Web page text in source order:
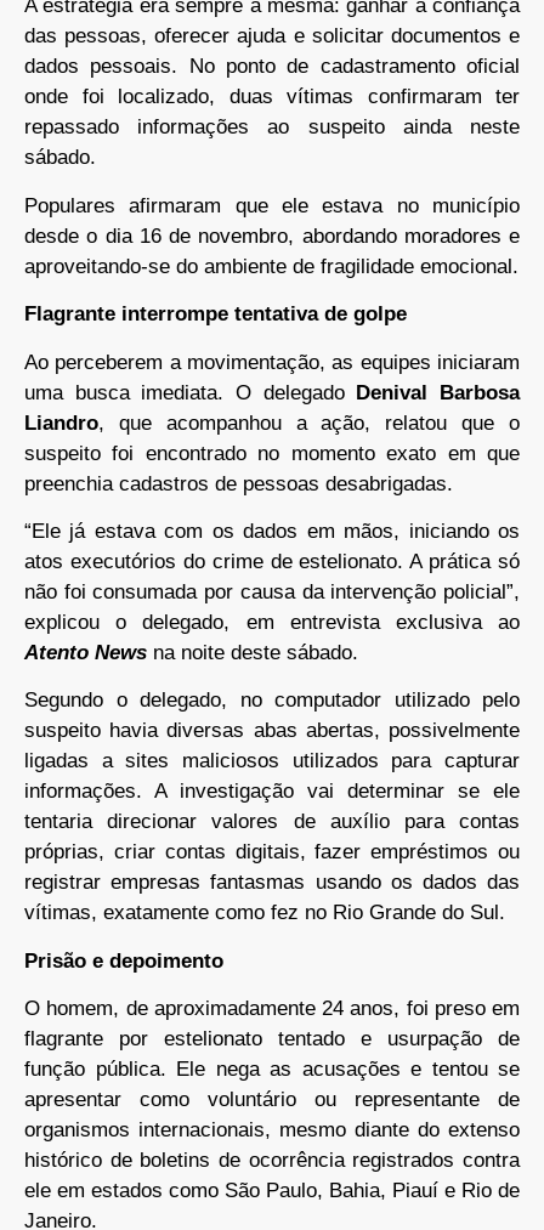
A estratégia era sempre a mesma: ganhar a confiança
das pessoas, oferecer ajuda e solicitar documentos e
dados pessoais. No ponto de cadastramento oficial
onde foi localizado, duas vítimas confirmaram ter
repassado informações ao suspeito ainda neste
sábado.
Populares afirmaram que ele estava no município
desde o dia 16 de novembro, abordando moradores e
aproveitando-se do ambiente de fragilidade emocional.
Flagrante interrompe tentativa de golpe
Ao perceberem a movimentação, as equipes iniciaram
uma busca imediata. O delegado Denival Barbosa
Liandro, que acompanhou a ação, relatou que o
suspeito foi encontrado no momento exato em que
preenchia cadastros de pessoas desabrigadas.
“Ele já estava com os dados em mãos, iniciando os
atos executórios do crime de estelionato. A prática só
não foi consumada por causa da intervenção policial”,
explicou o delegado, em entrevista exclusiva ao
Atento News na noite deste sábado.
Segundo o delegado, no computador utilizado pelo
suspeito havia diversas abas abertas, possivelmente
ligadas a sites maliciosos utilizados para capturar
informações. A investigação vai determinar se ele
tentaria direcionar valores de auxílio para contas
próprias, criar contas digitais, fazer empréstimos ou
registrar empresas fantasmas usando os dados das
vítimas, exatamente como fez no Rio Grande do Sul.
Prisão e depoimento
O homem, de aproximadamente 24 anos, foi preso em
flagrante por estelionato tentado e usurpação de
função pública. Ele nega as acusações e tentou se
apresentar como voluntário ou representante de
organismos internacionais, mesmo diante do extenso
histórico de boletins de ocorrência registrados contra
ele em estados como São Paulo, Bahia, Piauí e Rio de
Janeiro.